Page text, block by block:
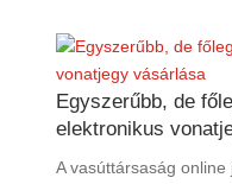
Egyszerűbb, de
elektronikus
A vasúttársaság